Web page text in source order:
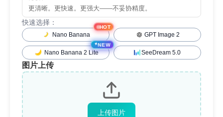
更清晰。更快速。更强大——不妥协精度。
快速选择：
Nano Banana
HOT
GPT Image 2
Nano Banana 2 Lite
✦NEW
SeeDream 5.0
图片上传
上传图片